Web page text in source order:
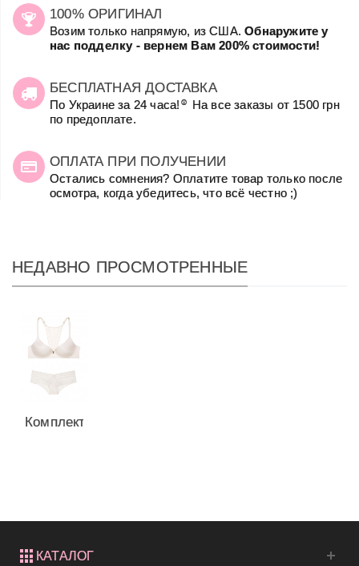
100% ОРИГИНАЛ
Возим только напрямую, из США.Обнаружите у
нас подделку - вернем Вам 200% стоимости!
БЕСПЛАТНАЯ ДОСТАВКА
По Украине за 24 часа! ☺
На все заказы от 1500 грн
по предоплате.
ОПЛАТА ПРИ ПОЛУЧЕНИИ
Остались сомнения? Оплатите товар только после
осмотра, когда убедитесь, что всё честно ;)
НЕДАВНО ПРОСМОТРЕННЫЕ
Комплект
КАТАЛОГ